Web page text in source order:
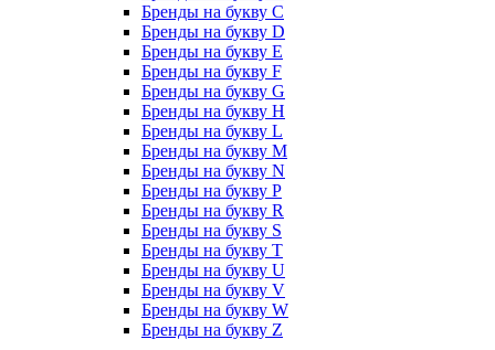
Бренды на букву C
Бренды на букву D
Бренды на букву E
Бренды на букву F
Бренды на букву G
Бренды на букву H
Бренды на букву L
Бренды на букву M
Бренды на букву N
Бренды на букву P
Бренды на букву R
Бренды на букву S
Бренды на букву T
Бренды на букву U
Бренды на букву V
Бренды на букву W
Бренды на букву Z